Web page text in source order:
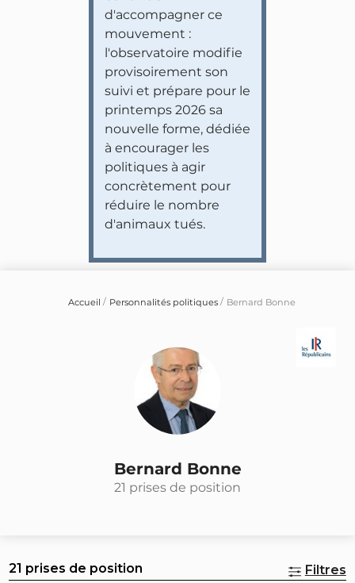
d'accompagner ce
mouvement :
l'observatoire modifie
provisoirement son
suivi et prépare pour le
printemps 2026 sa
nouvelle forme, dédiée
à encourager les
politiques à agir
concrètement pour
réduire le nombre
d'animaux tués.
Accueil Personnalités politiques Bernard Bonne
Bernard Bonne
21 prises de position
21 prises de position Filtres